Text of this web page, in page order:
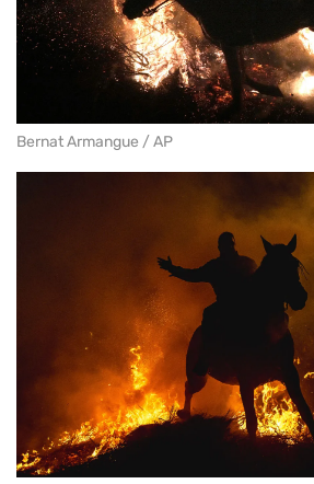
Bernat Armangue / AP